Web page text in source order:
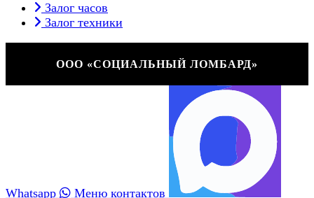
Залог часов
Залог техники
ООО «СОЦИАЛЬНЫЙ ЛОМБАРД»
Whatsapp
Меню контактов